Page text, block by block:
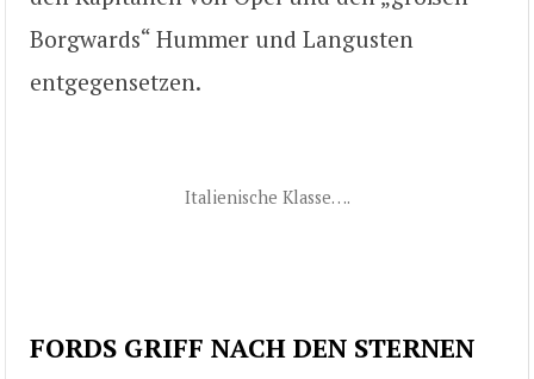
Borgwards“ Hummer und Langusten
entgegensetzen.
Italienische Klasse….
FORDS GRIFF NACH DEN STERNEN